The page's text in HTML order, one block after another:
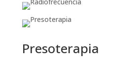
Presoterapia